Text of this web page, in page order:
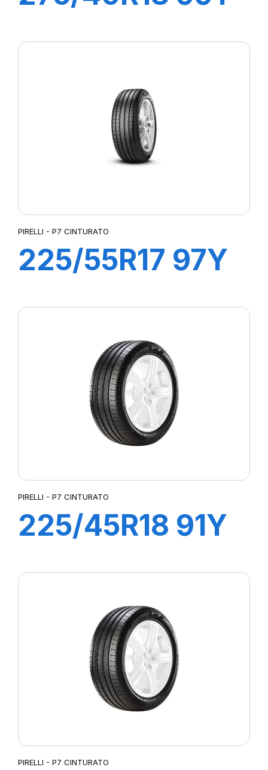
PIRELLI - P7 CINTURATO
225/55R17 97Y
(MOE)
PIRELLI - P7 CINTURATO
225/45R18 91Y
PIRELLI - P7 CINTURATO